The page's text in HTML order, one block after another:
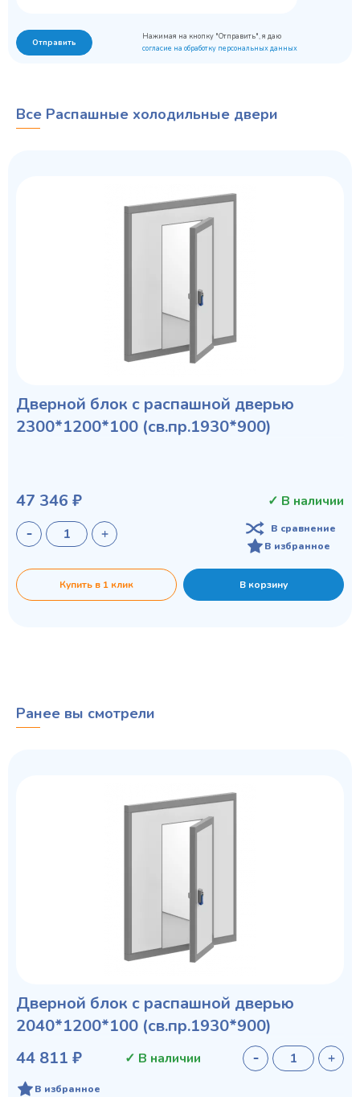
Отправить
Нажимая на кнопку "Отправить", я даю
согласие на обработку персональных данных
Все Распашные холодильные двери
Дверной блок с распашной дверью
2300*1200*100 (св.пр.1930*900)
47 346 ₽ ✓ В наличии
В сравнение
В избранное
Купить в 1 клик В корзину
Ранее вы смотрели
Дверной блок с распашной дверью
2040*1200*100 (св.пр.1930*900)
44 811 ₽
✓ В наличии
В избранное